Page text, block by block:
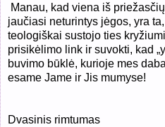
Manau, kad viena iš
jaučiasi neturintys jėgos, yra
teologiškai sustojo ties
prisikėlimo link ir suvokti, kad
buvimo būklė, kurioje mes
esame Jame ir Jis mumyse!
Dvasinis rimtumas